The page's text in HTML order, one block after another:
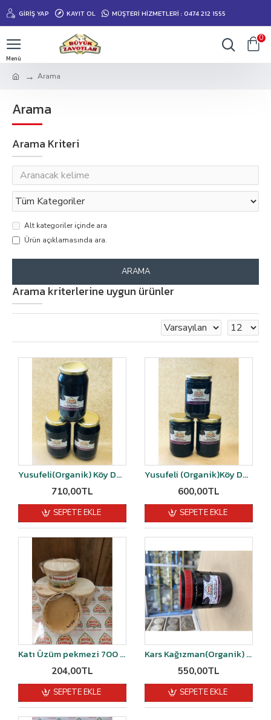
GIRIŞ YAP KAYIT OL MÜŞTERİ HİZMETLERİ : 0474 212 1555
0
Arama
Arama
Arama Kriteri
Alt kategoriler içinde ara
Ürün açıklamasında ara.
ARAMA
Arama kriterlerine uygun ürünler
Yusufeli(Organik) Köy Dut Pekmezi 1,400 kğ-1450 kğ arası
710,00TL
SEPETE EKLE
Yusufeli (Organik)Köy Dut Pekmezi 1.150gr-1.250gr
600,00TL
SEPETE EKLE
Katı Üzüm pekmezi 700 gr
204,00TL
SEPETE EKLE
Kars Kağızman(Organik) Köy Dut pekmezi 1.400gr-1.450gr arası kg
550,00TL
SEPETE EKLE